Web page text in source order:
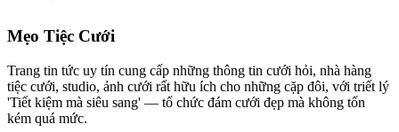
Mẹo Tiệc Cưới
Trang tin tức uy tín cung cấp những thông tin cưới hỏi, nhà hàng
tiệc cưới, studio, ảnh cưới rất hữu ích cho những cặp đôi, với triết lý
'Tiết kiệm mà siêu sang' — tổ chức đám cưới đẹp mà không tốn
kém quá mức.